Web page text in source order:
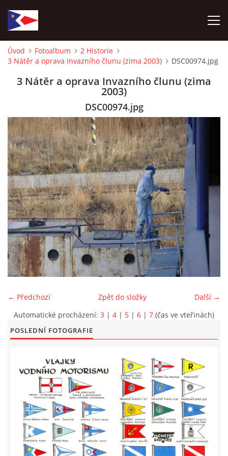
ÚVOD
HISTORIE
SOUČASNOST
VIZE BUDOUCNOSTI
FOTOALBUM
LODĚNICE A OKOLÍ
ROČENKA 2026
PLOVOUCÍ LODĚNICE
VIDEOALBUM
UŽITEČNÉ ODKAZY
KONTAKTY
VSTUP PRO ČLENY
Úvod Fotoalbum
2 Historie
3 Nátěr a oprava Invazního člunu (zima 2003)
DSC00974.jpg
3 Nátěr a oprava Invazního člunu (zima
2003)
DSC00974.jpg
← Předchozí Další →
Zpět do složky
Automatické procházení: 3 | 4 | 5 | 6 | 7 (čas ve vteřinách)
POSLEDNÍ FOTOGRAFIE